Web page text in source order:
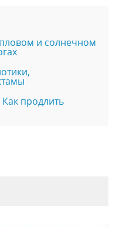
и солнечном
продлить